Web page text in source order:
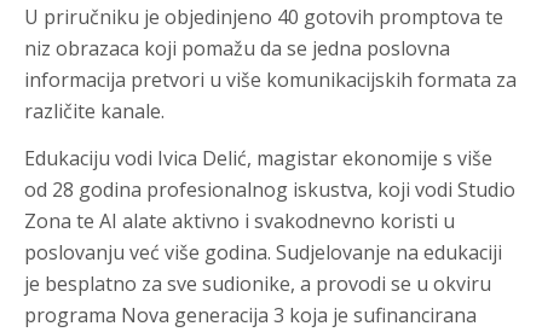
U priručniku je objedinjeno 40 gotovih promptova te
niz obrazaca koji pomažu da se jedna poslovna
informacija pretvori u više komunikacijskih formata za
različite kanale.
Edukaciju vodi Ivica Delić, magistar ekonomije s više
od 28 godina profesionalnog iskustva, koji vodi Studio
Zona te AI alate aktivno i svakodnevno koristi u
poslovanju već više godina. Sudjelovanje na edukaciji
je besplatno za sve sudionike, a provodi se u okviru
programa Nova generacija 3 koja je sufinancirana